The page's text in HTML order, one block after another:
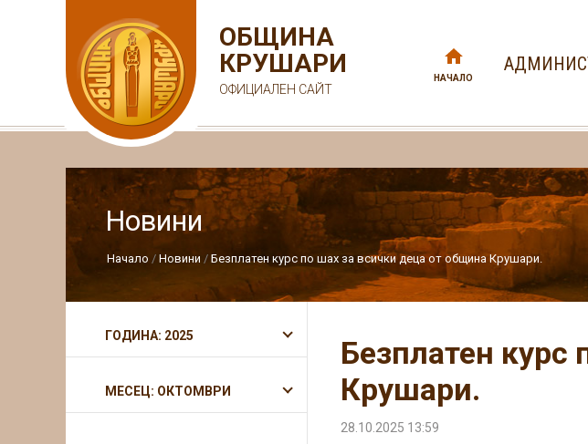
ОБЩИНА
КРУШАРИ
ОФИЦИАЛЕН САЙТ
НАЧАЛО
Новини
Начало Новини Безплатен курс по шах за всички деца от община Крушари.
Безплатен
Крушари.
28.10.2025 13:59
ГОДИНА: 2025
МЕСЕЦ: ОКТОМВРИ